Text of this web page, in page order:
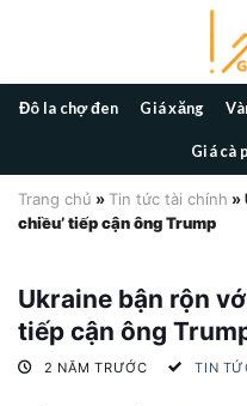
Đô la chợ đen Giá xăng
Giá cà
Trang chủ » Tin tức tài chính »
chiều’ tiếp cận ông Trump
Ukraine bận rộn
tiếp cận ông
2 NĂM TRƯỚC TIN